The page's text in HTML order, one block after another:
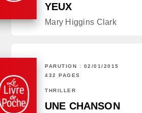
YEUX
Mary Higgins Clark
PARUTION : 02/01/2015
432 PAGES
THRILLER
UNE CHANSON